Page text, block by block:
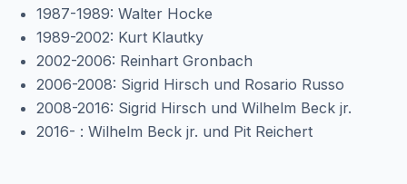
1987-1989: Walter Hocke
1989-2002: Kurt Klautky
2002-2006: Reinhart Gronbach
2006-2008: Sigrid Hirsch und Rosario Russo
2008-2016: Sigrid Hirsch und Wilhelm Beck jr.
2016- : Wilhelm Beck jr. und Pit Reichert